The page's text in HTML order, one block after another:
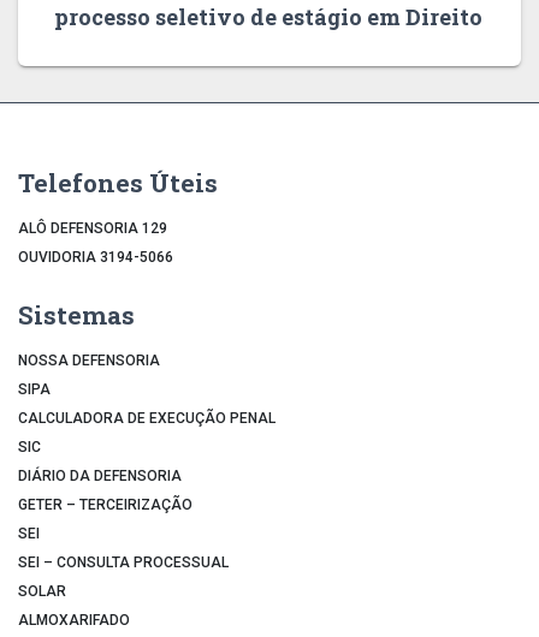
processo seletivo de estágio em Direito
Telefones Úteis
ALÔ DEFENSORIA 129
OUVIDORIA 3194-5066
Sistemas
NOSSA DEFENSORIA
SIPA
CALCULADORA DE EXECUÇÃO PENAL
SIC
DIÁRIO DA DEFENSORIA
GETER – TERCEIRIZAÇÃO
SEI
SEI – CONSULTA PROCESSUAL
SOLAR
ALMOXARIFADO